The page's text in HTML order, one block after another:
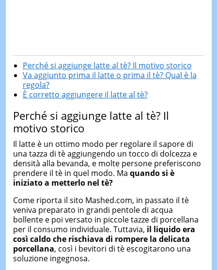
Perché si aggiunge latte al tè? Il motivo storico
Va aggiunto prima il latte o prima il tè? Qual è la
regola?
È corretto aggiungere il latte al tè?
Perché si aggiunge latte al tè? Il
motivo storico
Il latte è un ottimo modo per regolare il sapore di
una tazza di tè aggiungendo un tocco di dolcezza e
densità alla bevanda, e molte persone preferiscono
prendere il tè in quel modo. Ma quando si è
iniziato a metterlo nel tè?
Come riporta il sito Mashed.com, in passato il tè
veniva preparato in grandi pentole di acqua
bollente e poi versato in piccole tazze di porcellana
per il consumo individuale. Tuttavia, il liquido era
così caldo che rischiava di rompere la delicata
porcellana, così i bevitori di tè escogitarono una
soluzione ingegnosa.